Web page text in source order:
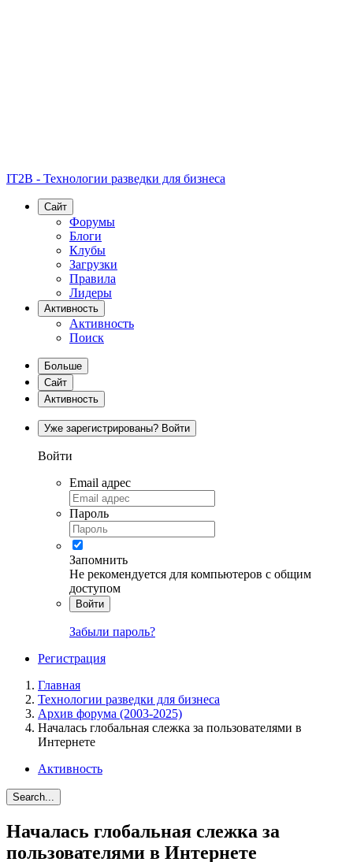
IT2B - Технологии разведки для бизнеса
Сайт
Форумы
Блоги
Клубы
Загрузки
Правила
Лидеры
Активность
Активность
Поиск
Больше
Сайт
Активность
Уже зарегистрированы? Войти
Войти
Email адрес
Пароль
Запомнить
Не рекомендуется для компьютеров с общим
доступом
Войти
Забыли пароль?
Регистрация
Главная
Технологии разведки для бизнеса
Архив форума (2003-2025)
Началась глобальная слежка за пользователями в
Интернете
Активность
Search...
Началась глобальная слежка за
пользователями в Интернете